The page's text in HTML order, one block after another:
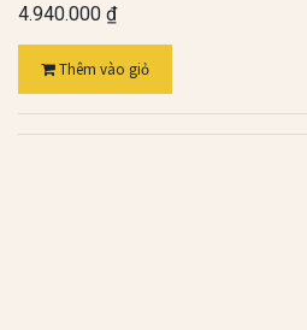
4.940.000 ₫
Thêm vào giỏ